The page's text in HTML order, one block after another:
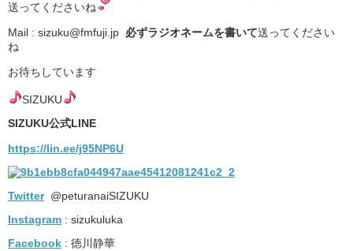
送ってくださいね
Mail : sizuku@fmfuji.jp 必ずラジオネームを書いて送ってください
ね
お待ちしています
SIZUKU
SIZUKU公式LINE
https://lin.ee/j95NP6U
Twitter@peturanaiSIZUKU
Instagram : sizukuluka
Facebook : 徳川静華